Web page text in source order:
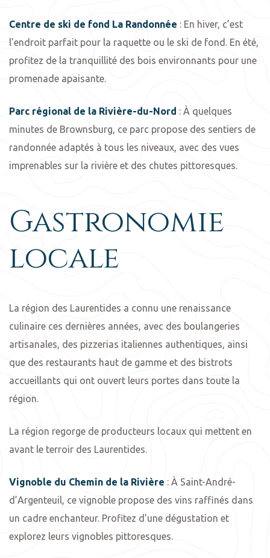
Centre de ski de fond La Randonnée : En hiver, c’est
l’endroit parfait pour la raquette ou le ski de fond. En été,
profitez de la tranquillité des bois environnants pour une
promenade apaisante.
Parc régional de la Rivière-du-Nord : À quelques
minutes de Brownsburg, ce parc propose des sentiers de
randonnée adaptés à tous les niveaux, avec des vues
imprenables sur la rivière et des chutes pittoresques.
Gastronomie
locale
La région des Laurentides a connu une renaissance
culinaire ces dernières années, avec des boulangeries
artisanales, des pizzerias italiennes authentiques, ainsi
que des restaurants haut de gamme et des bistrots
accueillants qui ont ouvert leurs portes dans toute la
région.
La région regorge de producteurs locaux qui mettent en
avant le terroir des Laurentides.
Vignoble du Chemin de la Rivière : À Saint-André-
d’Argenteuil, ce vignoble propose des vins raffinés dans
un cadre enchanteur. Profitez d’une dégustation et
explorez leurs vignobles pittoresques.